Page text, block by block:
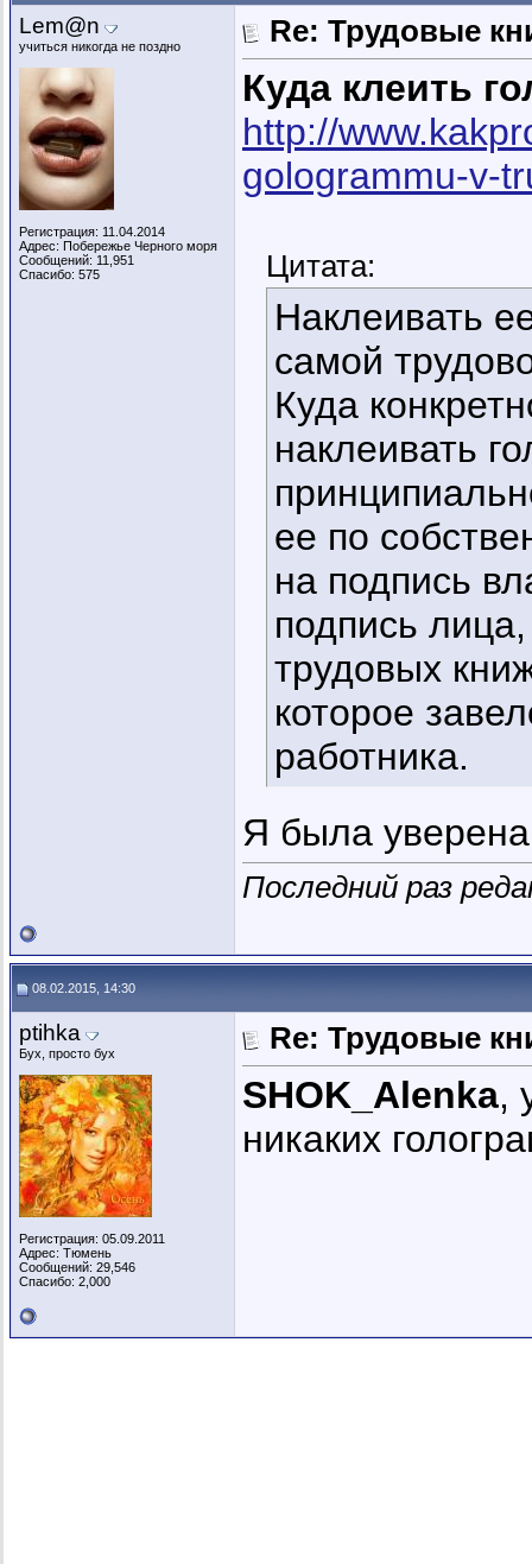
Lem@n
учиться никогда не поздно
Регистрация: 11.04.2014
Адрес: Побережье Черного моря
Сообщений: 11,951
Спасибо: 575
Re: Трудовые
Куда клеить
http://
gologrammu-v-
Цитата:
Наклеивать
самой
Куда
наклеивать
ее по
на подпись
подпись
трудовых
которое
работника.
Я была
Последний раз
08.02.2015, 14:30
ptihka
Бух, просто бух
Регистрация: 05.09.2011
Адрес: Тюмень
Сообщений: 29,546
Спасибо: 2,000
Re: Трудовые
SHOK_Alenka,
никаких